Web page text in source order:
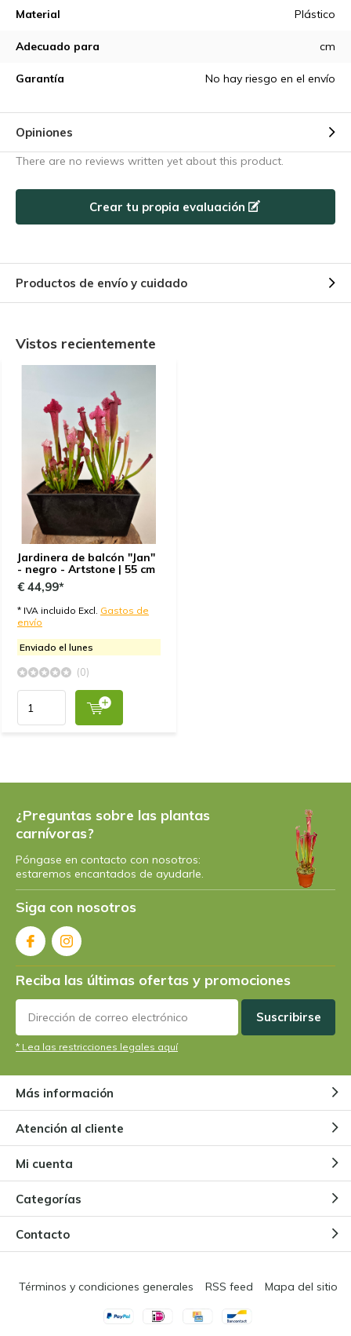
Material Plástico
Adecuado para cm
Garantía No hay riesgo en el envío
Opiniones
There are no reviews written yet about this product.
Crear tu propia evaluación
Productos de envío y cuidado
Vistos recientemente
Jardinera de balcón "Jan"
- negro - Artstone | 55 cm
€ 44,99*
* IVA incluido Excl. Gastos de
envío
Enviado el lunes
(0)
¿Preguntas sobre las plantas
carnívoras?
Póngase en contacto con nosotros:
estaremos encantados de ayudarle.
Siga con nosotros
Reciba las últimas ofertas y promociones
Suscribirse
* Lea las restricciones legales aquí
Más información
Atención al cliente
Mi cuenta
Categorías
Contacto
Términos y condiciones generales RSS feed Mapa del sitio